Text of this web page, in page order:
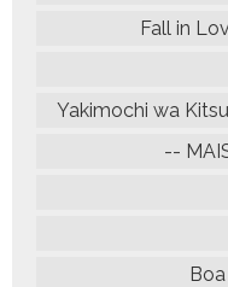
Fall in
Yakimochi wa
--